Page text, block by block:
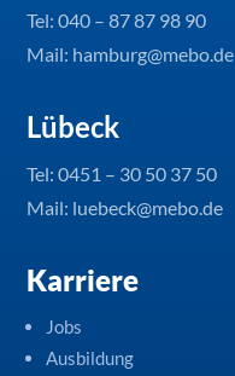
Tel:040 – 87 87 98 90
Mail: hamburg@mebo.de
Lübeck
Tel:0451 – 30 50 37 50
Mail: luebeck@mebo.de
Karriere
Jobs
Ausbildung